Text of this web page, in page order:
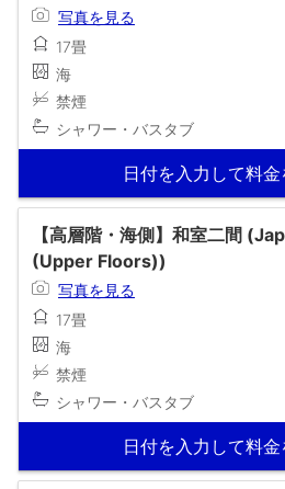
写真を見る
17畳
海
禁煙
シャワー・バスタブ
日付を入力して料
【高層階・海側】和室二間
(Upper Floors))
写真を見る
17畳
海
禁煙
シャワー・バスタブ
日付を入力して料